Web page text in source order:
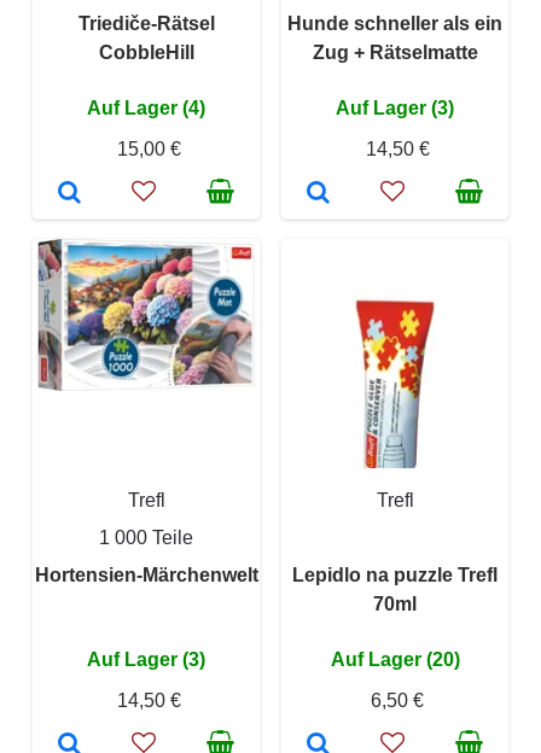
Triediče-Rätsel
CobbleHill
Auf Lager (4)
15,00 €
Hunde schneller als ein
Zug + Rätselmatte
Auf Lager (3)
14,50 €
Trefl
1 000 Teile
Hortensien-Märchenwelt
Auf Lager (3)
14,50 €
Trefl
Lepidlo na puzzle Trefl
70ml
Auf Lager (20)
6,50 €